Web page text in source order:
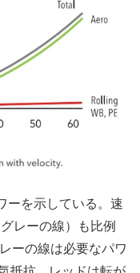
ーを示している。速
レーの線）も比例
ーの線は必要なパワ